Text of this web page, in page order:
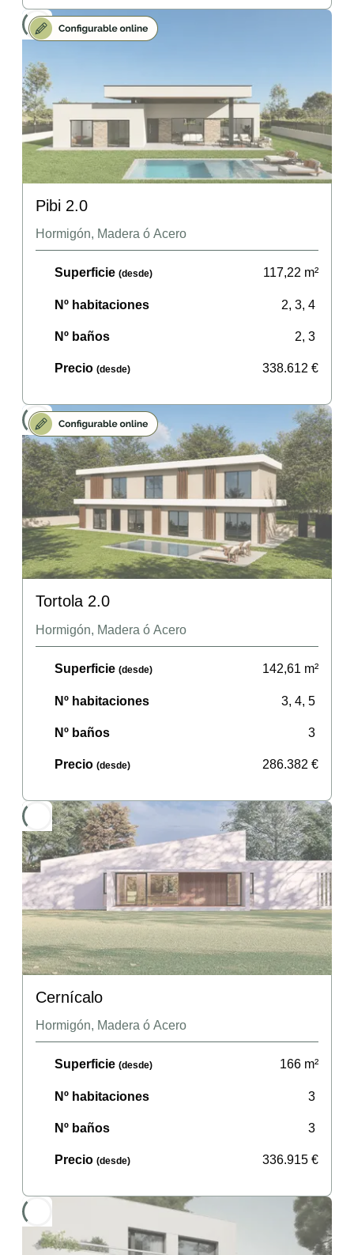
Pibi 2.0
Hormigón, Madera ó Acero
Superficie (desde) 117,22 m²
Nº habitaciones 2, 3, 4
Nº baños 2, 3
Precio (desde) 338.612 €
Tortola 2.0
Hormigón, Madera ó Acero
Superficie (desde) 142,61 m²
Nº habitaciones 3, 4, 5
Nº baños 3
Precio (desde) 286.382 €
Cernícalo
Hormigón, Madera ó Acero
Superficie (desde) 166 m²
Nº habitaciones 3
Nº baños 3
Precio (desde) 336.915 €